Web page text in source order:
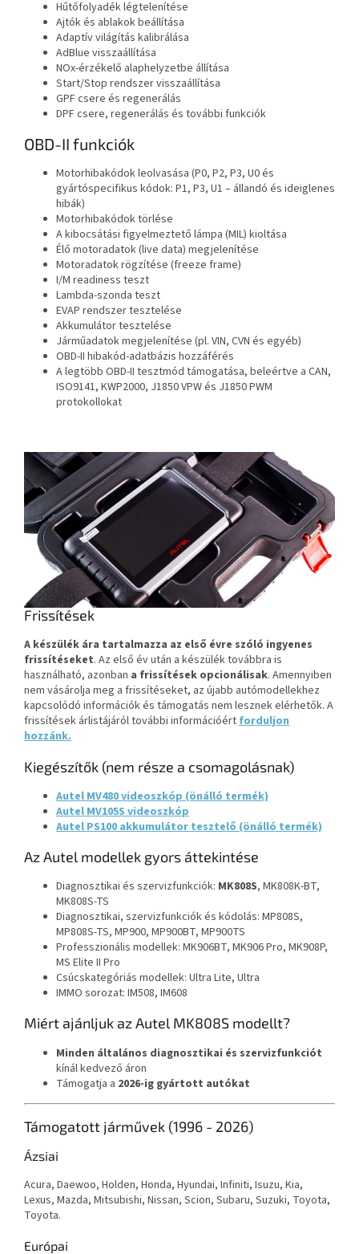
Hűtőfolyadék légtelenítése
Ajtók és ablakok beállítása
Adaptív világítás kalibrálása
AdBlue visszaállítása
NOx-érzékelő alaphelyzetbe állítása
Start/Stop rendszer visszaállítása
GPF csere és regenerálás
DPF csere, regenerálás és további funkciók
OBD-II funkciók
Motorhibakódok leolvasása (P0, P2, P3, U0 és
gyártóspecifikus kódok: P1, P3, U1 – állandó és ideiglenes
hibák)
Motorhibakódok törlése
A kibocsátási figyelmeztető lámpa (MIL) kioltása
Élő motoradatok (live data) megjelenítése
Motoradatok rögzítése (freeze frame)
I/M readiness teszt
Lambda-szonda teszt
EVAP rendszer tesztelése
Akkumulátor tesztelése
Járműadatok megjelenítése (pl. VIN, CVN és egyéb)
OBD-II hibakód-adatbázis hozzáférés
A legtöbb OBD-II tesztmód támogatása, beleértve a CAN,
ISO9141, KWP2000, J1850 VPW és J1850 PWM
protokollokat
Frissítések
A készülék ára tartalmazza az első évre szóló ingyenes
frissítéseket. Az első év után a készülék továbbra is
használható, azonban a frissítések opcionálisak. Amennyiben
nem vásárolja meg a frissítéseket, az újabb autómodellekhez
kapcsolódó információk és támogatás nem lesznek elérhetők. A
frissítések árlistájáról további információért forduljon
hozzánk.
Kiegészítők (nem része a csomagolásnak)
Autel MV480 videoszkóp (önálló termék)
Autel MV105S videoszkóp
Autel PS100 akkumulátor tesztelő (önálló termék)
Az Autel modellek gyors áttekintése
Diagnosztikai és szervizfunkciók: MK808S, MK808K-BT,
MK808S-TS
Diagnosztikai, szervizfunkciók és kódolás: MP808S,
MP808S-TS, MP900, MP900BT, MP900TS
Professzionális modellek: MK906BT, MK906 Pro, MK908P,
MS Elite II Pro
Csúcskategóriás modellek: Ultra Lite, Ultra
IMMO sorozat: IM508, IM608
Miért ajánljuk az Autel MK808S modellt?
Minden általános diagnosztikai és szervizfunkciót
kínál kedvező áron
Támogatja a 2026-ig gyártott autókat
Támogatott járművek (1996 - 2026)
Ázsiai
Acura, Daewoo, Holden, Honda, Hyundai, Infiniti, Isuzu, Kia,
Lexus, Mazda, Mitsubishi, Nissan, Scion, Subaru, Suzuki, Toyota,
Toyota.
Európai